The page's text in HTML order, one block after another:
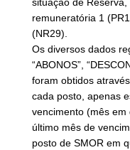
situação de
remuneratória 1
(NR29).
Os diversos dados
“ABONOS”,
foram obtidos
cada posto, apenas
vencimento (mês
último mês de
posto de SMOR em